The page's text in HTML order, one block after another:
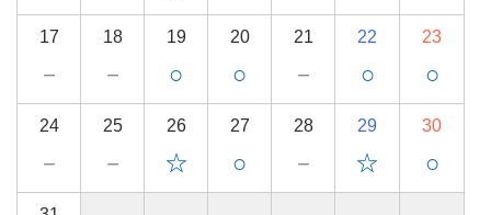
17
－
18
－
19
○
20
○
21
－
22
○
23
○
24
－
25
－
26
☆
27
○
28
－
29
☆
30
○